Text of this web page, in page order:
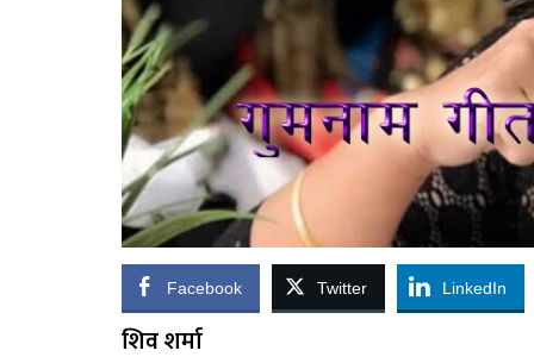
Facebook Twitter LinkedIn
शिव शर्मा